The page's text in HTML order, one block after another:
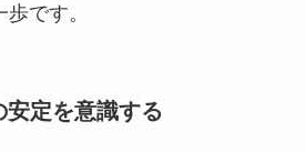
です。
定を意識する